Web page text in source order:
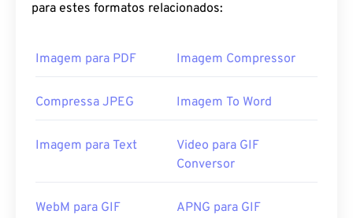
para estes formatos relacionados:
Imagem para PDF Imagem Compressor
Compressa JPEG Imagem To Word
Imagem para Text
Video para GIF
Conversor
WebM para GIF
APNG para GIF